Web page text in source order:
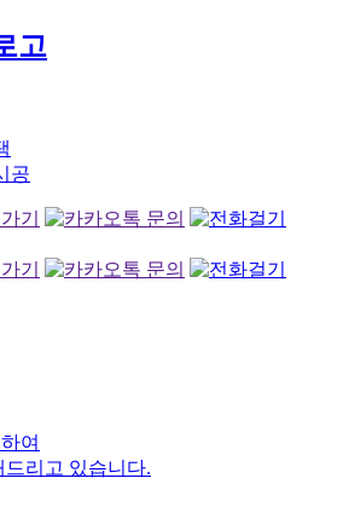
공
여
드리고 있습니다.